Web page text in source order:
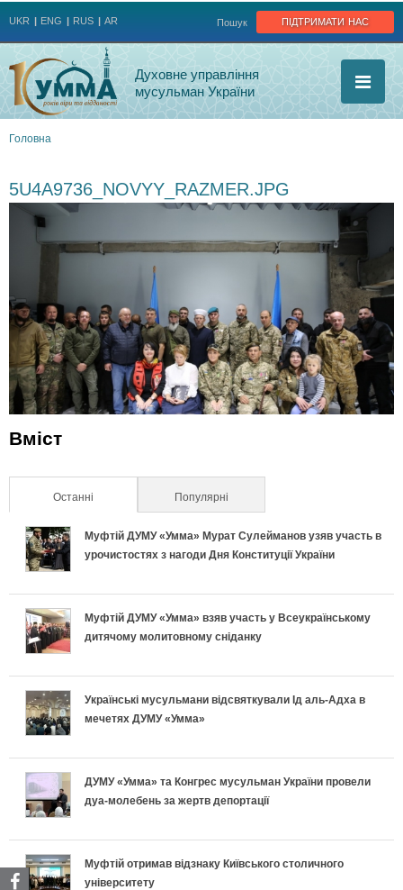
підтримати нас
Пошук
UKR ENG RUS AR
Духовне управління
мусульман України
є
Головна
5U4A9736_NOVYY_RAZMER.JPG
Вміст
Останні (активна вкладка)Популярні
Муфтій ДУМУ «Умма» Мурат Сулейманов узяв участь в
урочистостях з нагоди Дня Конституції України
Муфтій ДУМУ «Умма» взяв участь у Всеукраїнському
дитячому молитовному сніданку
Українські мусульмани відсвяткували Ід аль-Адха в
мечетях ДУМУ «Умма»
ДУМУ «Умма» та Конгрес мусульман України провели
дуа-молебень за жертв депортації
Муфтій отримав відзнаку Київського столичного
університету